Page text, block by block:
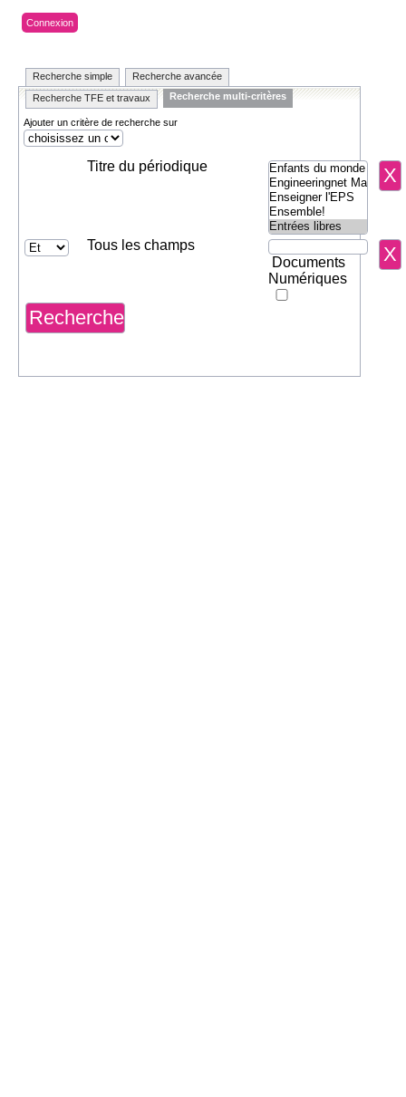
Connexion
Recherche simple
Recherche avancée
Recherche TFE et travaux
Recherche multi-critères
Ajouter un critère de recherche sur
Titre du périodique
Tous les champs
Documents
Numériques